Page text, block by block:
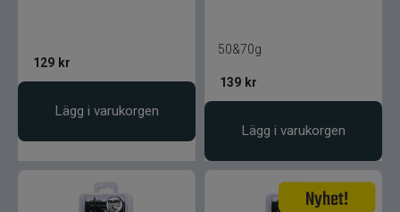
129 kr
Lägg i varukorgen
50&70g
139 kr
Lägg i varukorgen